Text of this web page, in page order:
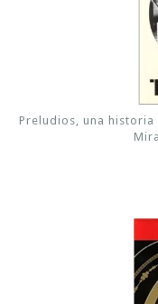
Preludios, una historia